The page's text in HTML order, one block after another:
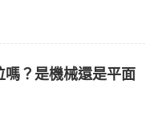
嗎？是機械還是平面